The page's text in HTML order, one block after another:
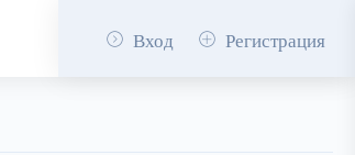
Вход Регистрация